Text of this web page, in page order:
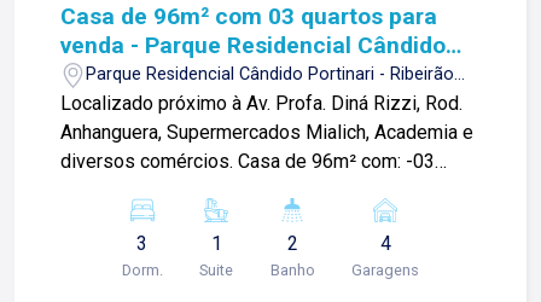
Casa de 96m² com 03 quartos para
venda - Parque Residencial Cândido
Portinari
Parque Residencial Cândido Portinari - Ribeirão
Preto/SP
Localizado próximo à Av. Profa. Diná Rizzi, Rod.
Anhanguera, Supermercados Mialich, Academia e
diversos comércios. Casa de 96m² com: -03
de estar; -Sala de jantar; -Cozinha planejada;
-Área de serviços; -Quintal; -04 vagas de
garagem; Diferenciais: -Quinta com espaço
3
Dorm.
1
Suite
2
Banho
4
Garagens